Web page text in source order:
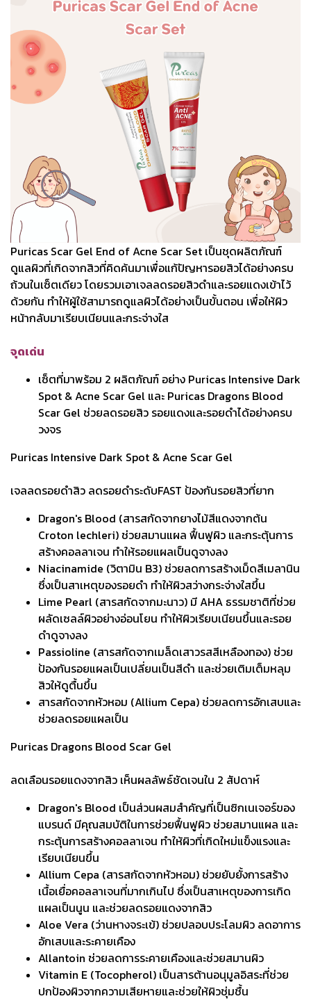
Puricas Scar Gel End of Acne Scar Set เป็นชุดผลิตภัณฑ์
ดูแลผิวที่เกิดจากสิวที่คิดค้นมาเพื่อแก้ปัญหารอยสิวได้อย่างครบ
ถ้วนในเซ็ตเดียว โดยรวมเอาเจลลดรอยสิวดำและรอยแดงเข้าไว้
ด้วยกัน ทำให้ผู้ใช้สามารถดูแลผิวได้อย่างเป็นขั้นตอน เพื่อให้ผิว
หน้ากลับมาเรียบเนียนและกระจ่างใส
จุดเด่น
เซ็ตที่มาพร้อม 2 ผลิตภัณฑ์ อย่าง Puricas Intensive Dark
Spot & Acne Scar Gel และ Puricas Dragons Blood
Scar Gel ช่วยลดรอยสิว รอยแดงและรอยดำได้อย่างครบ
วงจร
Puricas Intensive Dark Spot & Acne Scar Gel
เจลลดรอยดำสิว ลดรอยดำระดับFAST ป้องกันรอยสิวที่ยาก
Dragon's Blood (สารสกัดจากยางไม้สีแดงจากต้น
Croton lechleri) ช่วยสมานแผล ฟื้นฟูผิว และกระตุ้นการ
สร้างคอลลาเจน ทำให้รอยแผลเป็นดูจางลง
Niacinamide (วิตามิน B3) ช่วยลดการสร้างเม็ดสีเมลานิน
ซึ่งเป็นสาเหตุของรอยดำ ทำให้ผิวสว่างกระจ่างใสขึ้น
Lime Pearl (สารสกัดจากมะนาว) มี AHA ธรรมชาติที่ช่วย
ผลัดเซลล์ผิวอย่างอ่อนโยน ทำให้ผิวเรียบเนียนขึ้นและรอย
ดำดูจางลง
Passioline (สารสกัดจากเมล็ดเสาวรสสีเหลืองทอง) ช่วย
ป้องกันรอยแผลเป็นเปลี่ยนเป็นสีดำ และช่วยเติมเต็มหลุม
สิวให้ดูตื้นขึ้น
สารสกัดจากหัวหอม (Allium Cepa) ช่วยลดการอักเสบและ
ช่วยลดรอยแผลเป็น
Puricas Dragons Blood Scar Gel
ลดเลือนรอยแดงจากสิว เห็นผลลัพธ์ชัดเจนใน 2 สัปดาห์
Dragon's Blood เป็นส่วนผสมสำคัญที่เป็นซิกเนเจอร์ของ
แบรนด์ มีคุณสมบัติในการช่วยฟื้นฟูผิว ช่วยสมานแผล และ
กระตุ้นการสร้างคอลลาเจน ทำให้ผิวที่เกิดใหม่แข็งแรงและ
เรียบเนียนขึ้น
Allium Cepa (สารสกัดจากหัวหอม) ช่วยยับยั้งการสร้าง
เนื้อเยื่อคอลลาเจนที่มากเกินไป ซึ่งเป็นสาเหตุของการเกิด
แผลเป็นนูน และช่วยลดรอยแดงจากสิว
Aloe Vera (ว่านหางจระเข้) ช่วยปลอบประโลมผิว ลดอาการ
อักเสบและระคายเคือง
Allantoin ช่วยลดการระคายเคืองและช่วยสมานผิว
Vitamin E (Tocopherol) เป็นสารต้านอนุมูลอิสระที่ช่วย
ปกป้องผิวจากความเสียหายและช่วยให้ผิวชุ่มชื้น